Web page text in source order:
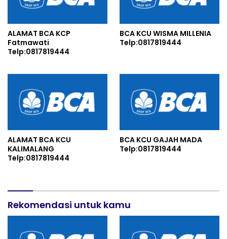
ALAMAT BCA KCP
Fatmawati
Telp:0817819444
BCA KCU WISMA MILLENIA
Telp:0817819444
ALAMAT BCA KCU
KALIMALANG
Telp:0817819444
BCA KCU GAJAH MADA
Telp:0817819444
Rekomendasi untuk kamu